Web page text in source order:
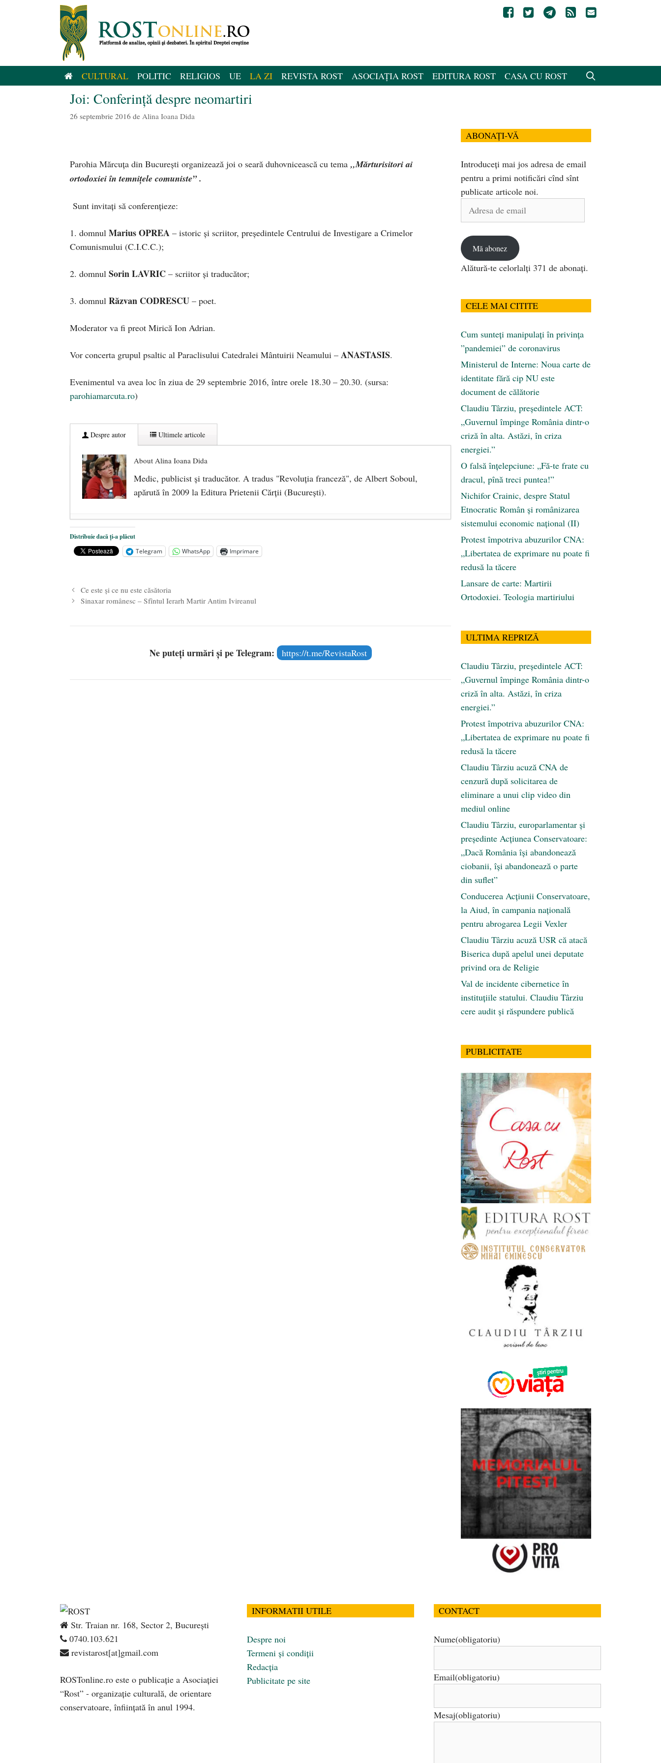
CULTURAL POLITIC RELIGIOS UE LA ZI REVISTA ROST ASOCIAȚIA ROST EDITURA ROST CASA CU ROST
Joi: Conferință despre neomartiri
26 septembrie 2016 de Alina Ioana Dida
Parohia Mărcuța din București organizează joi o seară duhovnicească cu tema ,,Mărturisitori ai
ortodoxiei în temnițele comuniste” .
Sunt invitați să conferențieze:
1. domnul Marius OPREA – istoric și scriitor, președintele Centrului de Investigare a Crimelor
Comunismului (C.I.C.C.);
2. domnul Sorin LAVRIC – scriitor și traducător;
3. domnul Răzvan CODRESCU – poet.
Moderator va fi preot Mirică Ion Adrian.
Vor concerta grupul psaltic al Paraclisului Catedralei Mântuirii Neamului – ANASTASIS.
Evenimentul va avea loc în ziua de 29 septembrie 2016, între orele 18.30 – 20.30. (sursa:
parohiamarcuta.ro)
Despre autor Ultimele articole
About Alina Ioana Dida
Medic, publicist şi traducător. A tradus "Revoluţia franceză", de Albert Soboul,
apărută în 2009 la Editura Prietenii Cărţii (Bucureşti).
Ceva despre pandemie
O carte despre embrionul uman, ca persoană ce trebuie apărată
Societatea de Cultură Macedo-Română împlinește 140 de ani de la înființare
Distribuie dacă ți-a plăcut
Telegram
WhatsApp Imprimare
Ce este și ce nu este căsătoria
Sinaxar românesc – Sfîntul Ierarh Martir Antim Ivireanul
Ne puteți urmări și pe Telegram: https://t.me/RevistaRost
ABONAȚI-VĂ
Introduceți mai jos adresa de email
pentru a primi notificări cînd sînt
publicate articole noi.
Adresa
Mă abonez
Alătură-te celorlalți 371 de abonați.
CELE MAI CITITE
Cum sunteți manipulați în privința
”pandemiei” de coronavirus
Ministerul de Interne: Noua carte de
identitate fără cip NU este
document de călătorie
Claudiu Târziu, președintele ACT:
„Guvernul împinge România dintr-o
criză în alta. Astăzi, în criza
energiei.”
O falsă înțelepciune: „Fă-te frate cu
dracul, pînă treci puntea!”
Nichifor Crainic, despre Statul
Etnocratic Român şi românizarea
sistemului economic naţional (II)
Protest împotriva abuzurilor CNA:
„Libertatea de exprimare nu poate fi
redusă la tăcere
Lansare de carte: Martirii
Ortodoxiei. Teologia martiriului
ULTIMA REPRIZĂ
Claudiu Târziu, președintele ACT:
„Guvernul împinge România dintr-o
criză în alta. Astăzi, în criza
energiei.”
Protest împotriva abuzurilor CNA:
„Libertatea de exprimare nu poate fi
redusă la tăcere
Claudiu Târziu acuză CNA de
cenzură după solicitarea de
eliminare a unui clip video din
mediul online
Claudiu Târziu, europarlamentar și
președinte Acțiunea Conservatoare:
„Dacă România își abandonează
ciobanii, își abandonează o parte
din suflet”
Conducerea Acțiunii Conservatoare,
la Aiud, în campania națională
pentru abrogarea Legii Vexler
Claudiu Târziu acuză USR că atacă
Biserica după apelul unei deputate
privind ora de Religie
Val de incidente cibernetice în
instituțiile statului. Claudiu Târziu
cere audit și răspundere publică
PUBLICITATE
Str. Traian nr. 168, Sector 2, București
0740.103.621
revistarost[at]gmail.com
ROSTonline.ro este o publicaţie a Asociaţiei
“Rost” - organizaţie culturală, de orientare
conservatoare, înfiinţată în anul 1994.
INFORMATII UTILE
Despre noi
Termeni și condiții
Redacția
Publicitate pe site
CONTACT
Nume(obligatoriu)
Email(obligatoriu)
Mesaj(obligatoriu)